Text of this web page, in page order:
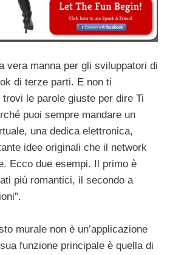
vera manna per gli sviluppatori di
di terze parti. E non ti
le parole giuste per dire Ti
puoi sempre mandare un
una dedica elettronica,
idee originali che il network
Ecco due esempi. Il primo è
più romantici, il secondo a
murale non è un’applicazione
funzione principale è quella di